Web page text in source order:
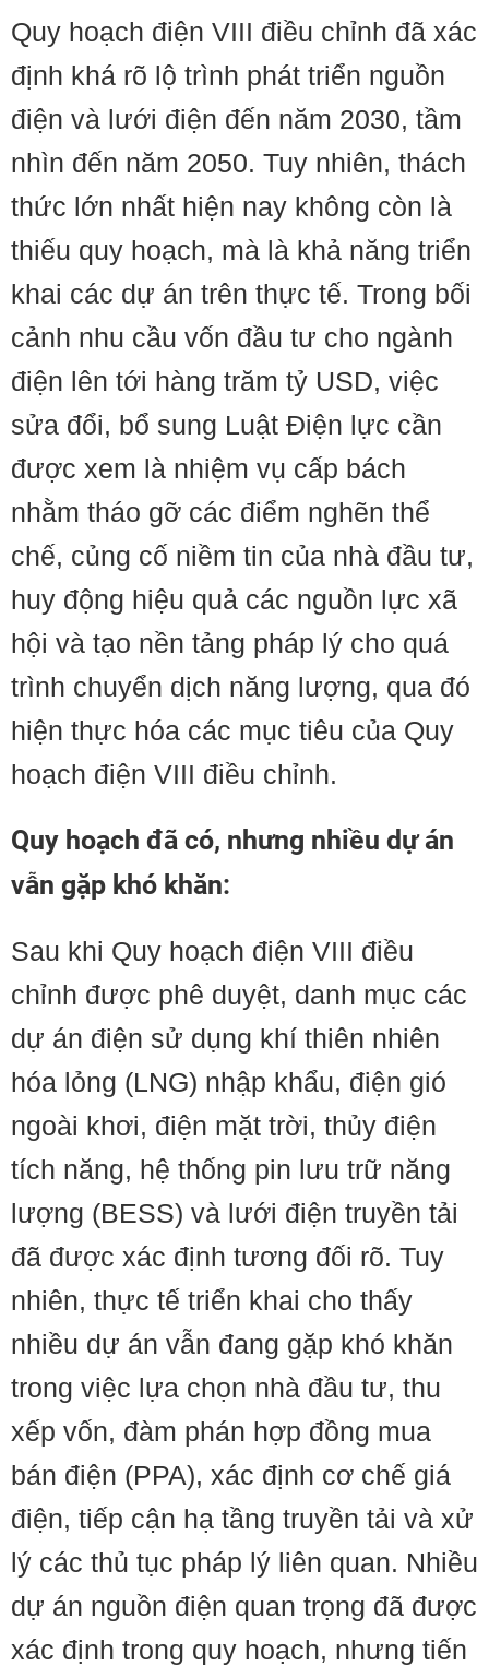
Quy hoạch điện VIII điều chỉnh đã xác
định khá rõ lộ trình phát triển nguồn
điện và lưới điện đến năm 2030, tầm
nhìn đến năm 2050. Tuy nhiên, thách
thức lớn nhất hiện nay không còn là
thiếu quy hoạch, mà là khả năng triển
khai các dự án trên thực tế. Trong bối
cảnh nhu cầu vốn đầu tư cho ngành
điện lên tới hàng trăm tỷ USD, việc
sửa đổi, bổ sung Luật Điện lực cần
được xem là nhiệm vụ cấp bách
nhằm tháo gỡ các điểm nghẽn thể
chế, củng cố niềm tin của nhà đầu tư,
huy động hiệu quả các nguồn lực xã
hội và tạo nền tảng pháp lý cho quá
trình chuyển dịch năng lượng, qua đó
hiện thực hóa các mục tiêu của Quy
hoạch điện VIII điều chỉnh.
Quy hoạch đã có, nhưng nhiều dự án
vẫn gặp khó khăn:
Sau khi Quy hoạch điện VIII điều
chỉnh được phê duyệt, danh mục các
dự án điện sử dụng khí thiên nhiên
hóa lỏng (LNG) nhập khẩu, điện gió
ngoài khơi, điện mặt trời, thủy điện
tích năng, hệ thống pin lưu trữ năng
lượng (BESS) và lưới điện truyền tải
đã được xác định tương đối rõ. Tuy
nhiên, thực tế triển khai cho thấy
nhiều dự án vẫn đang gặp khó khăn
trong việc lựa chọn nhà đầu tư, thu
xếp vốn, đàm phán hợp đồng mua
bán điện (PPA), xác định cơ chế giá
điện, tiếp cận hạ tầng truyền tải và xử
lý các thủ tục pháp lý liên quan. Nhiều
dự án nguồn điện quan trọng đã được
xác định trong quy hoạch, nhưng tiến